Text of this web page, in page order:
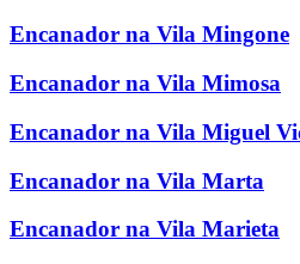
Encanador na Vila Mingone
Encanador na Vila Mimosa
Encanador na Vila Miguel
Encanador na Vila Marta
Encanador na Vila Marieta